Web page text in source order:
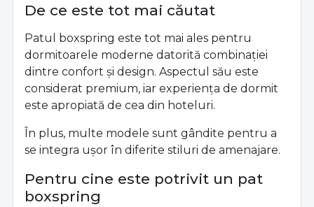
De ce este tot mai căutat
Patul boxspring este tot mai ales pentru
dormitoarele moderne datorită combinației
dintre confort și design. Aspectul său este
considerat premium, iar experiența de dormit
este apropiată de cea din hoteluri.
În plus, multe modele sunt gândite pentru a
se integra ușor în diferite stiluri de amenajare.
Pentru cine este potrivit un pat
boxspring